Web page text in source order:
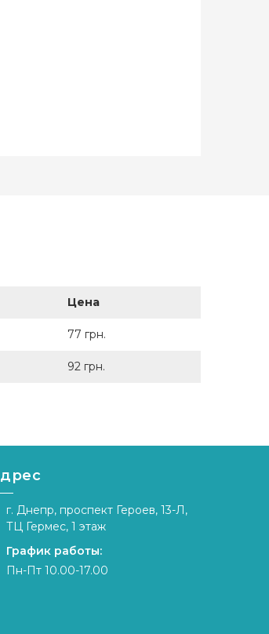
Цена
77 грн.
92 грн.
г. Днепр, проспект Героев, 13-Л,
ТЦ Гермес, 1 этаж
График работы:
Пн-Пт 10.00-17.00